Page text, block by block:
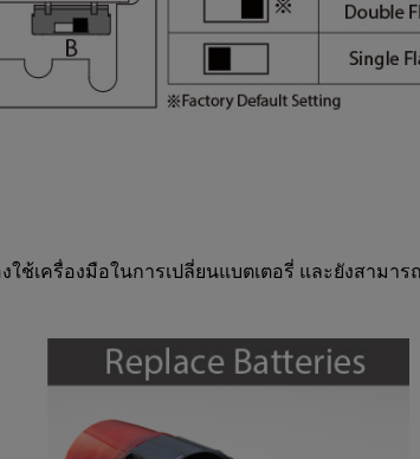
ช้เครื่องมือในการเปลี่ยนแบตเตอรี่ และยังสามา